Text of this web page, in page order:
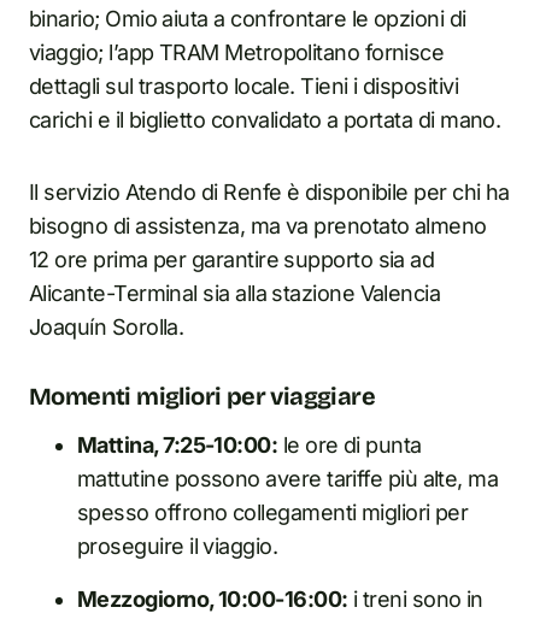
binario; Omio aiuta a confrontare le opzioni di
viaggio; l’app TRAM Metropolitano fornisce
dettagli sul trasporto locale. Tieni i dispositivi
carichi e il biglietto convalidato a portata di mano.
Il servizio Atendo di Renfe è disponibile per chi ha
bisogno di assistenza, ma va prenotato almeno
12 ore prima per garantire supporto sia ad
Alicante-Terminal sia alla stazione Valencia
Joaquín Sorolla.
Momenti migliori per viaggiare
Mattina, 7:25-10:00: le ore di punta
mattutine possono avere tariffe più alte, ma
spesso offrono collegamenti migliori per
proseguire il viaggio.
Mezzogiorno, 10:00-16:00: i treni sono in